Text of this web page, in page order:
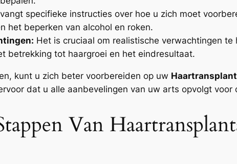
specifieke instructies over hoe u zich moet
het beperken van alcohol en roken.
Het is cruciaal om realistische verwachtingen
betrekking tot haargroei en het eindresultaat.
kunt u zich beter voorbereiden op uw
dat u alle aanbevelingen van uw arts opvolgt
Van